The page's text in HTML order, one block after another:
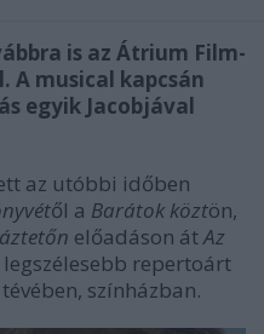
is az Átrium Film-
A musical kapcsán
egyik Jacobjával
az utóbbi időben
ől a Barátok köztön,
előadáson átAz
repertoárt
színházban.